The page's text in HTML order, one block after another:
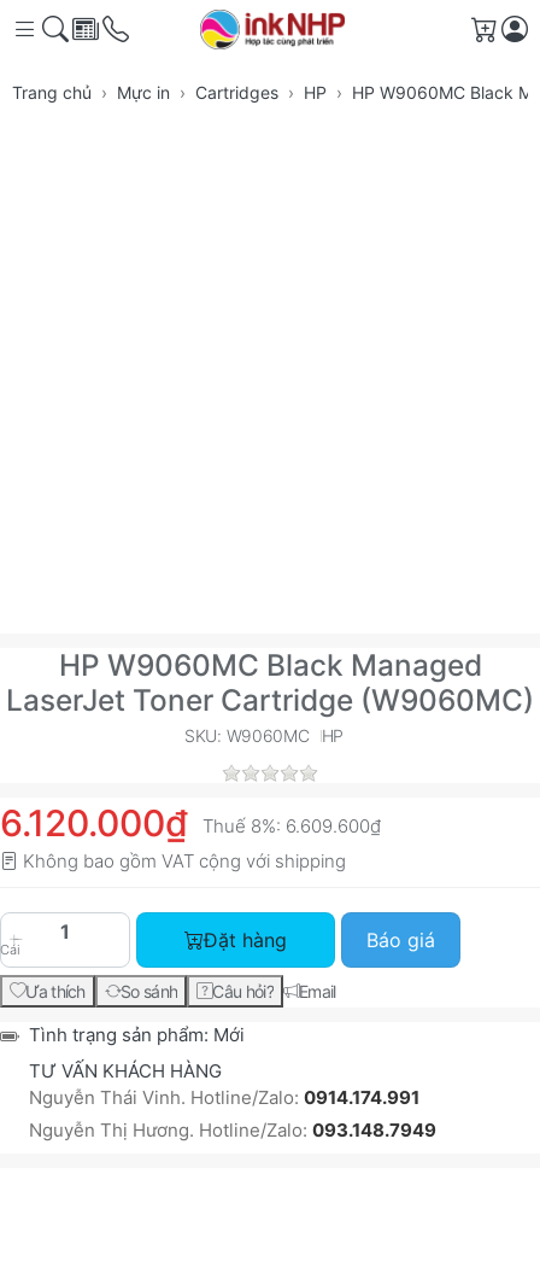
Giỏ
Trang chủ Mực in Cartridges HP HP W9060MC Black
HP W9060MC Black Managed
LaserJet Toner Cartridge (W9060MC)
SKU: W9060MC HP
6.120.000₫ Thuế 8%: 6.609.600₫
Không bao gồm VAT cộng với shipping
Cái
HP W9060MC Black Managed LaserJet Toner
Đặt hàng Báo giá
Ưa thích So sánh Câu hỏi? Email
Tình trạng sản phẩm: Mới
TƯ VẤN KHÁCH HÀNG
Nguyễn Thái Vinh. Hotline/Zalo: 0914.174.991
Nguyễn Thị Hương. Hotline/Zalo: 093.148.7949